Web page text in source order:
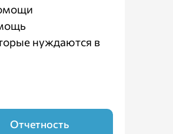
нуждаются в
Отчетность